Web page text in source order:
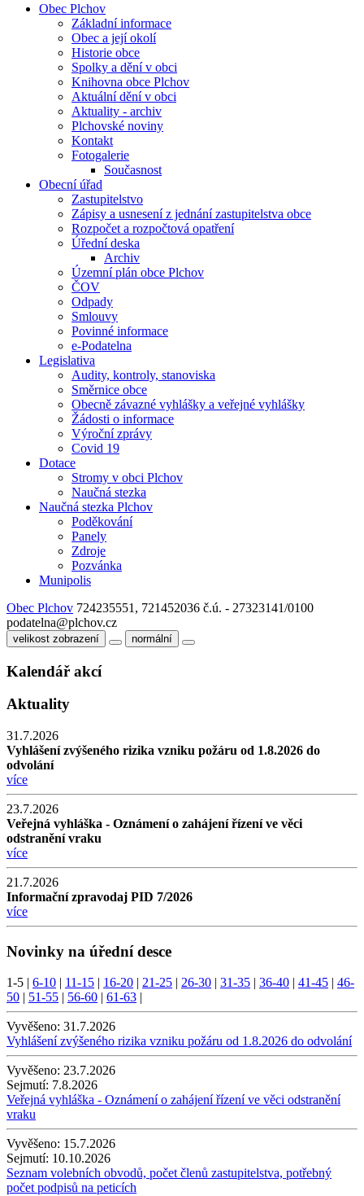
Obec Plchov
Základní informace
Obec a její okolí
Historie obce
Spolky a dění v obci
Knihovna obce Plchov
Aktuální dění v obci
Aktuality - archiv
Plchovské noviny
Kontakt
Fotogalerie
Současnost
Obecní úřad
Zastupitelstvo
Zápisy a usnesení z jednání zastupitelstva obce
Rozpočet a rozpočtová opatření
Úřední deska
Archiv
Územní plán obce Plchov
ČOV
Odpady
Smlouvy
Povinné informace
e-Podatelna
Legislativa
Audity, kontroly, stanoviska
Směrnice obce
Obecně závazné vyhlášky a veřejné vyhlášky
Žádosti o informace
Výroční zprávy
Covid 19
Dotace
Stromy v obci Plchov
Naučná stezka
Naučná stezka Plchov
Poděkování
Panely
Zdroje
Pozvánka
Munipolis
Obec Plchov 724235551, 721452036 č.ú. - 27323141/0100
podatelna@plchov.cz
velikost zobrazení normální
Kalendář akcí
Aktuality
31.7.2026
Vyhlášení zvýšeného rizika vzniku požáru od 1.8.2026 do
odvolání
více
23.7.2026
Veřejná vyhláška - Oznámení o zahájení řízení ve věci
odstranění vraku
více
21.7.2026
Informační zpravodaj PID 7/2026
více
Novinky na úřední desce
1-5 6-10 11-15 16-20 21-25 26-30 31-35 36-40 41-45
46-
50
51-55 56-60 61-63
Vyvěšeno: 31.7.2026
Vyhlášení zvýšeného rizika vzniku požáru od 1.8.2026 do odvolání
Vyvěšeno: 23.7.2026
Sejmutí: 7.8.2026
Veřejná vyhláška - Oznámení o zahájení řízení ve věci odstranění
vraku
Vyvěšeno: 15.7.2026
Sejmutí: 10.10.2026
Seznam volebních obvodů, počet členů zastupitelstva, potřebný
počet podpisů na peticích